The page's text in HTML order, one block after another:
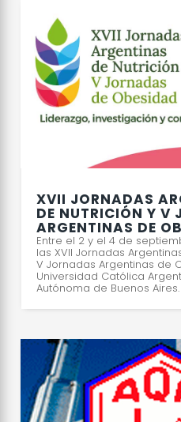
XVII JORNADAS
DE NUTRICIÓN Y V
ARGENTINAS DE
Entre el 2 y el 4 de
las XVII Jornadas
V Jornadas Argentinas de
Universidad Católica
Autónoma de Buenos Aires.